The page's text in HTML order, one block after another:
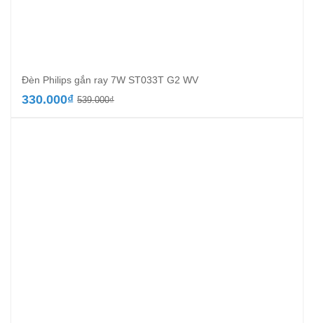
Đèn Philips gắn ray 7W ST033T G2 WV
539.000₫Giá
330.000₫
Giá